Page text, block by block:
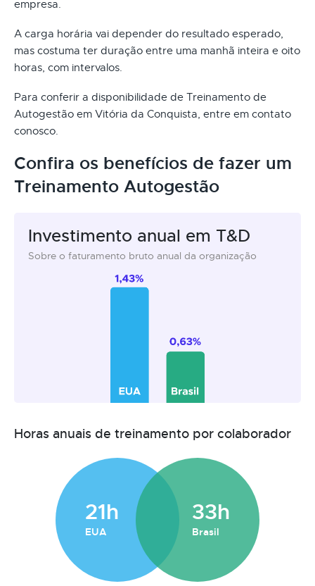
empresa.
A carga horária vai depender do resultado esperado,
mas costuma ter duração entre uma manhã inteira e oito
horas, com intervalos.
Para conferir a disponibilidade de Treinamento de
Autogestão em Vitória da Conquista, entre em contato
conosco.
Confira os benefícios de fazer um
Treinamento Autogestão
Investimento anual em T&D
Sobre o faturamento bruto anual da organização
Horas anuais de treinamento por colaborador
21h
EUA
33h
Brasil